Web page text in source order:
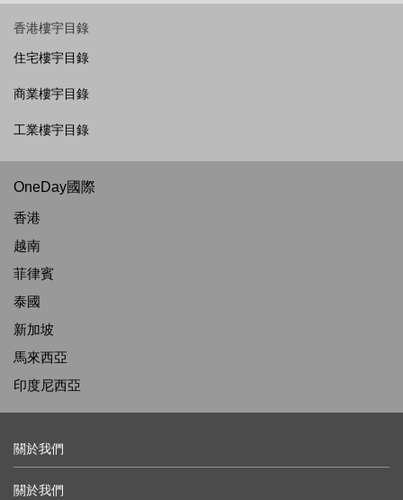
香港樓宇目錄
住宅樓宇目錄
商業樓宇目錄
工業樓宇目錄
OneDay國際
香港
越南
菲律賓
泰國
新加坡
馬來西亞
印度尼西亞
關於我們
關於我們